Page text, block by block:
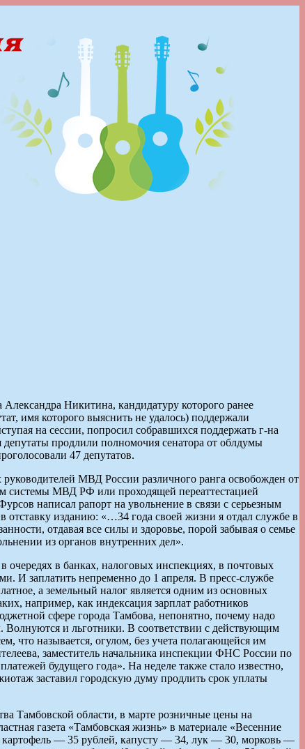
Никитина, кандидатуру которого ранее
имя которого выяснить не удалось) поддержали
на сессии, попросил собравшихся поддержать г-на
продлили полномочия сенатора от облдумы
47 депутатов.
МВД России различного ранга освобожден от
системы МВД РФ или проходящей переаттестацией
написал рапорт на увольнение в связи с серьезным
отставку изданию: «…34 года своей жизни я отдал службе в
отдавая все силы и здоровье, порой забывая о семье
из органов внутренних дел».
в банках, налоговых инспекциях, в почтовых
И заплатить непременно до 1 апреля. В пресс-службе
а земельный налог является одним из основных
например, как индексация зарплат работников
сфере города Тамбова, непонятно, почему надо
Волнуются и льготники. В соответствии с действующим
что называется, огулом, без учета полагающейся им
заместитель начальника инспекции ФНС России по
будущего года». На неделе также стало известно,
заставил городскую думу продлить срок уплаты
Тамбовской области, в марте розничные цены на
газета «Тамбовская жизнь» в материале «Весенние
картофель — 35 рублей, капусту — 34, лук — 30, морковь —